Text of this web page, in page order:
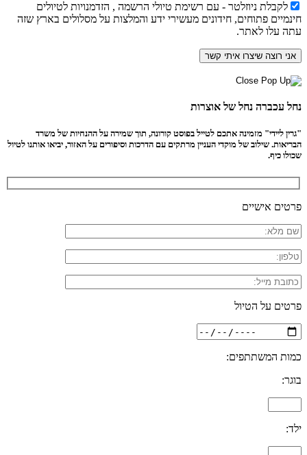
לקבלת ניוזלטר - עם רשימת טיולי הרשמה , הזדמנויות לטיולים
חינמיים פתוחים, חידונים מעשירי ידע והמלצות על מסלולים בארץ שזה
עתה עלו לאתר.
נחל עכברה נחל של אוצרות
"גרין ליידי" מזמינה אתכם לטייל בפוסט קורונה, תוך שמירה על ההנחיות של משרד
הבריאות. שילוב של מוקדי העניין מרתקים עם הדרכות וסיפורים על האזור, יביאו אותנו לטיול
שכולו כיף.
פרטים אישיים
פרטים על הטיול
כמות המשתתפים:
בוגר:
ילד: